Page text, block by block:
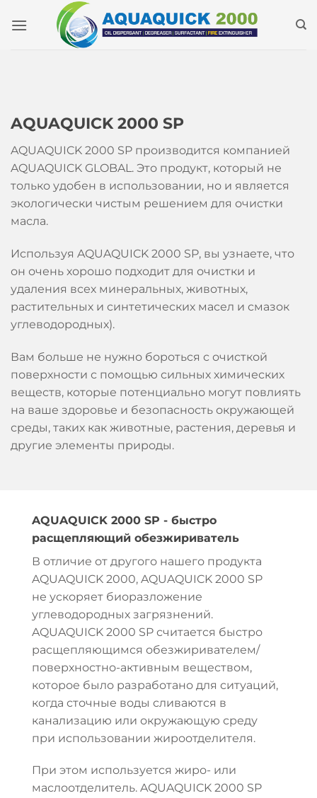
AQUAQUICK 2000 SP
AQUAQUICK 2000 SP производится компанией
AQUAQUICK GLOBAL. Это продукт, который не
только удобен в использовании, но и является
экологически чистым решением для очистки
масла.
Используя AQUAQUICK 2000 SP, вы узнаете, что
он очень хорошо подходит для очистки и
удаления всех минеральных, животных,
растительных и синтетических масел и смазок
углеводородных).
Вам больше не нужно бороться с очисткой
поверхности с помощью сильных химических
веществ, которые потенциально могут повлиять
на ваше здоровье и безопасность окружающей
среды, таких как животные, растения, деревья и
другие элементы природы.
AQUAQUICK 2000 SP - быстро
расщепляющий обезжириватель
В отличие от другого нашего продукта
AQUAQUICK 2000, AQUAQUICK 2000 SP
не ускоряет биоразложение
углеводородных загрязнений.
AQUAQUICK 2000 SP считается быстро
расщепляющимся обезжиривателем/
поверхностно-активным веществом,
которое было разработано для ситуаций,
когда сточные воды сливаются в
канализацию или окружающую среду
при использовании жироотделителя.
При этом используется жиро- или
маслоотделитель. AQUAQUICK 2000 SP